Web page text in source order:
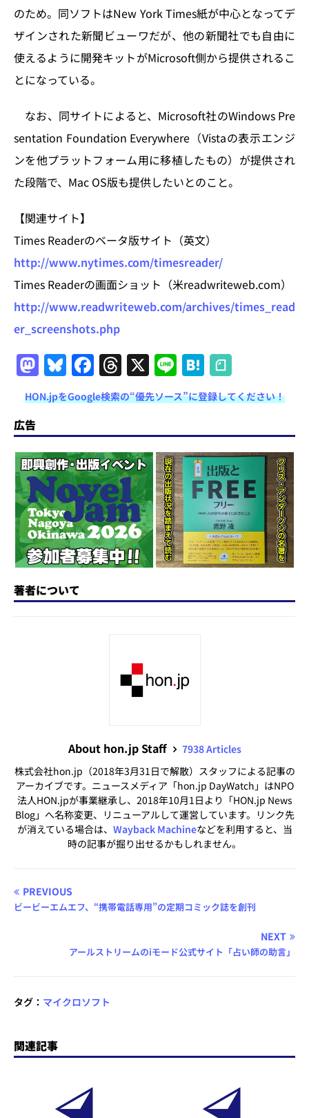
のため。同ソフトはNew York Times紙が中心となってデ
ザインされた新聞ビューワだが、他の新聞社でも自由に
使えるように開発キットがMicrosoft側から提供されるこ
とになっている。
なお、同サイトによると、Microsoft社のWindows Pre
sentation Foundation Everywhere（Vistaの表示エンジ
ンを他プラットフォーム用に移植したもの）が提供され
た段階で、Mac OS版も提供したいとのこと。
【関連サイト】
Times Readerのベータ版サイト（英文）
http://www.nytimes.com/timesreader/
Times Readerの画面ショット（米readwriteweb.com）
http://www.readwriteweb.com/archives/times_read
er_screenshots.php
M
a
st
o
d
o
n
Bl
u
e
s
k
y
F
a
c
e
b
o
o
k
T
h
re
a
d
s
X Li
n
e
H
at
e
n
a
HON.jpをGoogle検索の“優先ソース”に登録してください！
広告
著者について
About hon.jp Staff
7938 Articles
株式会社hon.jp（2018年3月31日で解散）スタッフによる記事の
アーカイブです。ニュースメディア「hon.jp DayWatch」はNPO
法人HON.jpが事業継承し、2018年10月1日より「HON.jp News
Blog」へ名称変更、リニューアルして運営しています。リンク先
が消えている場合は、 Wayback Machineなどを利用すると、当
時の記事が掘り出せるかもしれません。
PREVIOUS
ビービーエムエフ、“携帯電話専用”の定期コミック誌を創刊
NEXT
アールストリームのiモード公式サイト「占い師の助言」
タグ： マイクロソフト
関連記事